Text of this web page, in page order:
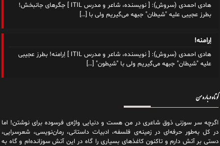
هادی احمدی (سروش): [ نویسنده، شاعر و مدرس ITIL ] جگرهای جانبخش!
بطرز عجیبی علیه "شیطان" جبهه می‌گیریم ولی با […]
اِرامنه!
هادی احمدی (سروش): [ نویسنده، شاعر و مدرس ITIL ] اِرامنه! بطرز عجیبی
علیه "شیطان" جبهه می‌گیریم ولی با "شیطون" […]
کوتاه درباره من
اگرچه سر سوزنی ذوق شاعری در من هست و دنیایی واژه‌‌ی فرسوده برای نوشتن! اما
در کل به‌طور حرفه‌ای در زمینه‌ی فلسفه، ادبیات داستانی، رمان‌نویسی، شعرسرایی،
دستی بر آتش دارم و تاکنون کاغذهای بسیاری را گاه در این آتش سوزانده‌ام و گاه به